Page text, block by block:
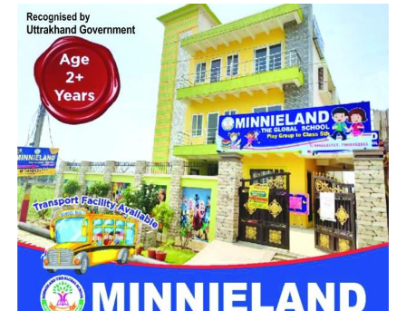
हत्या के बाद इलाके में फैली दहशत
शुक्रवार शाम हुई इस वारदात से पूरे इलाके में दहशत का माहौल बन गया।
ग्रामीणों के अनुसार, आरोपी ने अचानक घर में घुसकर हमला किया, जिससे
परिवार को संभलने का मौका भी नहीं मिला। घटना के बाद आरोपी मौके से
सेना मेरठ से अग्निवीर भर्ती की तैयारी करने
रानीखेत आए युवक की हत्या
रानीखेततहसील के कुंवाली क्षेत्र स्थित ऐना गांव में रहने वाली जानकी देवी
के घर यह घटना हुई। मृतक की पहचान सागर सिंह के रूप में हुई है, जो मेरठ
का रहने वाला था। वह कुछ दिन पहले अपनी बुआ के घर आया था और
अग्निवीर भर्ती की दौड़ की तैयारी कर रहा था।
घर में घुसकर की युवक की हत्या
बताया जा रहा है कि शुक्रवार रात एक हमलावर घर में घुसा और सागर पर
धारदार हथियार से हमला कर दिया। गंभीर चोटों के कारण सागर की मौके
पर ही मौत हो गई। सागर की चीख-पुकार सुनकर जानकी देवी और उनकी
चाची सास सबुली देवी उसे बचाने के लिए दौड़ीं।